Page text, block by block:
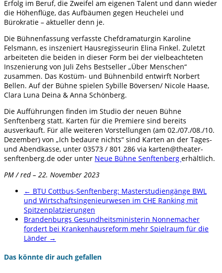
Erfolg im Beruf, die Zweifel am eigenen Talent und dann wieder
die Höhenflüge, das Aufbäumen gegen Heuchelei und
Bürokratie – aktueller denn je.
Die Bühnenfassung verfasste Chefdramaturgin Karoline
Felsmann, es inszeniert Hausregisseurin Elina Finkel. Zuletzt
arbeiteten die beiden in dieser Form bei der vielbeachteten
Inszenierung von Juli Zehs Bestseller „Über Menschen“
zusammen. Das Kostüm- und Bühnenbild entwirft Norbert
Bellen. Auf der Bühne spielen Sybille Böversen/ Nicole Haase,
Clara Luna Deina & Anna Schönberg.
Die Aufführungen finden im Studio der neuen Bühne
Senftenberg statt. Karten für die Premiere sind bereits
ausverkauft. Für alle weiteren Vorstellungen (am 02./07./08./10.
Dezember) von „Ich bedaure nichts“ sind Karten an der Tages-
und Abendkasse, unter 03573 / 801 286 via karten@theater-
senftenberg.de oder unter Neue Bühne Senftenberg erhältlich.
PM / red – 22. November 2023
← BTU Cottbus-Senftenberg: Masterstudiengänge BWL
und Wirtschaftsingenieurwesen im CHE Ranking mit
Spitzenplatzierungen
Brandenburgs Gesundheitsministerin Nonnemacher
fordert bei Krankenhausreform mehr Spielraum für die
Länder →
Das könnte dir auch gefallen